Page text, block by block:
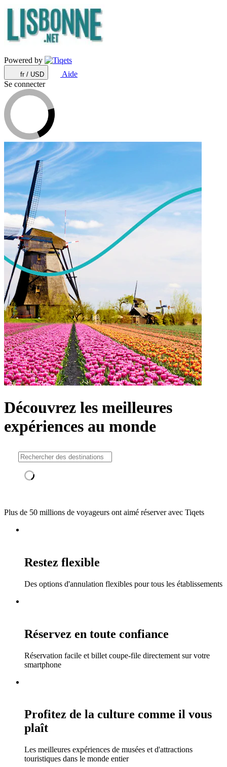
Powered by
fr / USD
Aide
Se connecter
Découvrez les meilleures
expériences au monde
Plus de 50 millions de voyageurs ont aimé réserver avec Tiqets
Restez flexible
Des options d'annulation flexibles pour tous les établissements
Réservez en toute confiance
Réservation facile et billet coupe-file directement sur votre
smartphone
Profitez de la culture comme il vous
plaît
Les meilleures expériences de musées et d'attractions
touristiques dans le monde entier